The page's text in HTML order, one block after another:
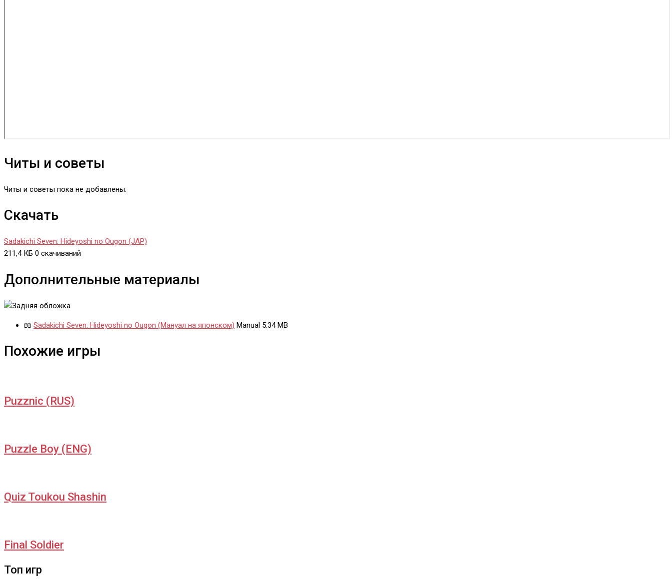
Читы и советы
Читы и советы пока не добавлены.
Скачать
Sadakichi Seven: Hideyoshi no Ougon (JAP)
211,4 КБ 0 скачиваний
Дополнительные материалы
📖 Sadakichi Seven: Hideyoshi no Ougon (Мануал на японском) Manual 5.34 MB
Похожие игры
Puzznic (RUS)
Puzzle Boy (ENG)
Quiz Toukou Shashin
Final Soldier
Топ игр